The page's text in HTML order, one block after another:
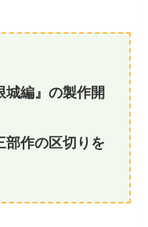
城編』の製作開
部作の区切りを